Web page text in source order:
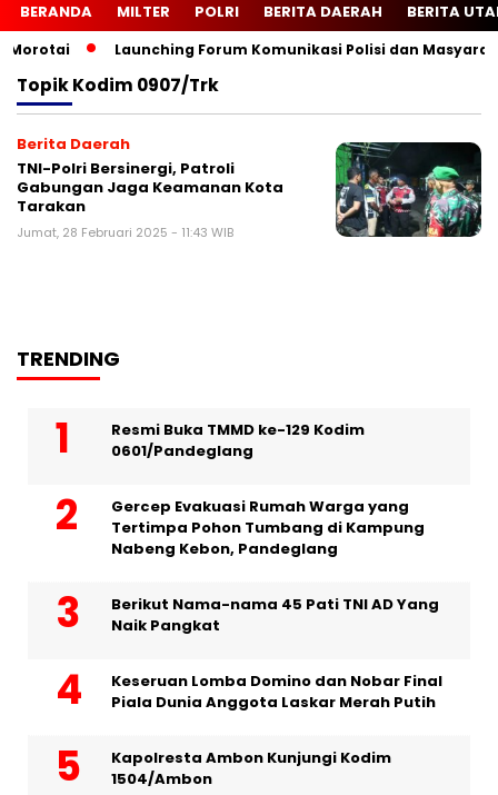
BERANDA MILTER POLRI BERITA DAERAH BERITA
Launching Forum Komunikasi Polisi dan Masyarakat
TopikKodim 0907/Trk
Berita Daerah
TNI-Polri Bersinergi, Patroli
Gabungan Jaga Keamanan Kota
Tarakan
Jumat, 28 Februari 2025 - 11:43 WIB
TRENDING
Resmi Buka TMMD ke-129 Kodim
0601/Pandeglang
Gercep Evakuasi Rumah Warga yang
Tertimpa Pohon Tumbang di Kampung
Nabeng Kebon, Pandeglang
Berikut Nama-nama 45 Pati TNI AD Yang
Naik Pangkat
Keseruan Lomba Domino dan Nobar Final
Piala Dunia Anggota Laskar Merah Putih
Kapolresta Ambon Kunjungi Kodim
1504/Ambon